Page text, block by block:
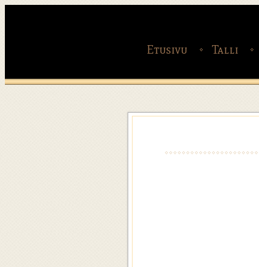
Etusivu Talli